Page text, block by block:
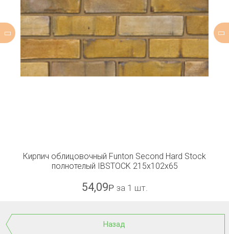
Кирпич облицовочный Funton Second Hard Stock
полнотелый IBSTOCK 215x102x65
54,09Р за 1 шт.
Назад